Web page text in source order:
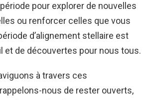
pour explorer de nouvelles
ou renforcer celles que vous
d’alignement stellaire est
et de découvertes pour nous tous.
à travers ces
nous de rester ouverts,